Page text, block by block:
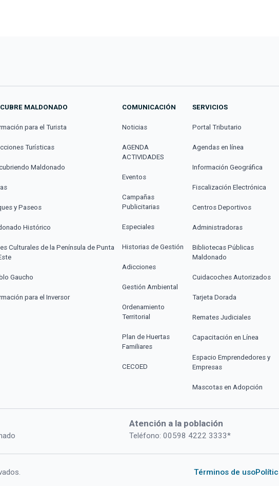
MALDONADO
para el Turista
Turísticas
Maldonado
y Paseos
Histórico
Culturales de la Península de Punta
Gaucho
para el Inversor
COMUNICACIÓN
Noticias
AGENDA
ACTIVIDADES
Eventos
Campañas
Publicitarias
Especiales
Historias de Gestión
Adicciones
Gestión Ambiental
Ordenamiento
Territorial
Plan de Huertas
Familiares
CECOED
SERVICIOS
Portal Tributario
Agendas en línea
Información Geográfica
Fiscalización Electrónica
Centros Deportivos
Administradoras
Bibliotecas Públicas
Maldonado
Cuidacoches Autorizados
Tarjeta Dorada
Remates Judiciales
Capacitación en Línea
Espacio Emprendedores y
Empresas
Mascotas en Adopción
Atención a la población
Teléfono: 00598 4222 3333*
Términos de uso